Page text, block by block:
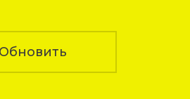
Обновить